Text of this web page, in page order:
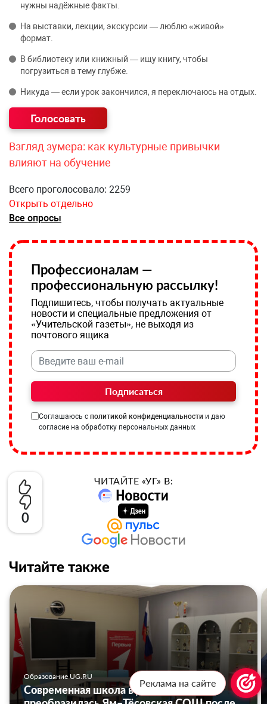
0
нужны надёжные факты.
На выставки, лекции, экскурсии — люблю «живой»
формат.
В библиотеку или книжный — ищу книгу, чтобы
погрузиться в тему глубже.
Никуда — если урок закончился, я переключаюсь на отдых.
Взгляд зумера: как культурные привычки
влияют на обучение
Всего проголосовало: 2259
Открыть отдельно
Все опросы
Профессионалам —
профессиональную рассылку!
Подпишитесь, чтобы получать актуальные
новости и специальные предложения от
«Учительской газеты», не выходя из
почтового ящика
Подписаться
Соглашаюсь с политикой конфиденциальности и даю
согласие на обработку персональных данных
ЧИТАЙТЕ «УГ» В:
Читайте также
Образование UG.RU
Современная школа в деревне: как
Реклама на сайте